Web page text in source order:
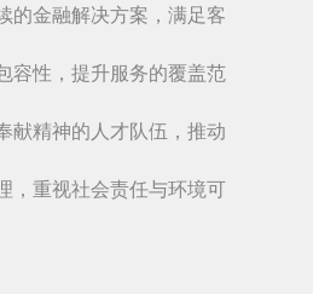
的金融解决方案，满足客
容性，提升服务的覆盖范
献精神的人才队伍，推动
，重视社会责任与环境可